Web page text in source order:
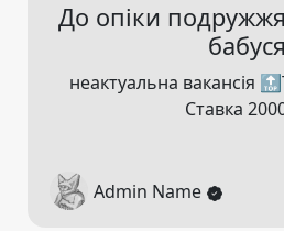
До опіки
бабуся
неактуальна вакансія
Ставка
Admin Name